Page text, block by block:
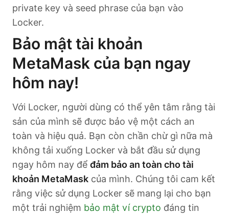
private key và seed phrase của bạn vào
Locker.
Bảo mật tài khoản
MetaMask của bạn ngay
hôm nay!
Với Locker, người dùng có thể yên tâm rằng tài
sản của mình sẽ được bảo vệ một cách an
toàn và hiệu quả. Bạn còn chần chừ gì nữa mà
không tải xuống Locker và bắt đầu sử dụng
ngay hôm nay để đảm bảo an toàn cho tài
khoản MetaMask của mình. Chúng tôi cam kết
rằng việc sử dụng Locker sẽ mang lại cho bạn
một trải nghiệm bảo mật ví crypto đáng tin